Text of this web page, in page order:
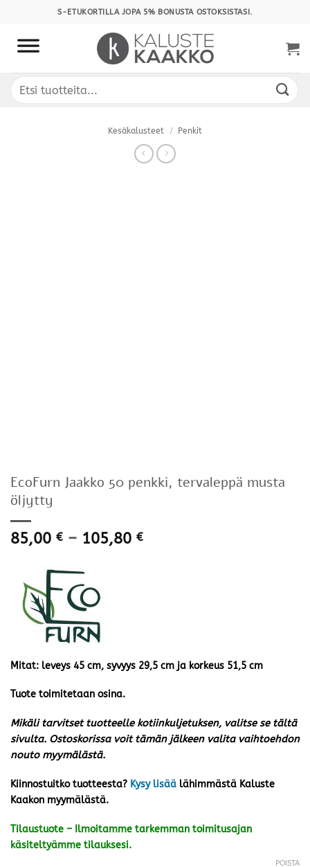
content
S-ETUKORTILLA JOPA 5% BONUSTA OSTOKSISTASI.
Etsi:
Kesäkalusteet / Penkit
EcoFurn Jaakko 50 penkki, tervaleppä musta
öljytty
85,00 € – 105,80 €Hintaluokka:
Mitat: leveys 45 cm, syvyys 29,5 cm ja korkeus 51,5 cm
Tuote toimitetaan osina.
Mikäli tarvitset tuotteelle kotiinkuljetuksen, valitse se tältä
sivulta. Ostoskorissa voit tämän jälkeen valita vaihtoehdon
nouto myymälästä.
Kiinnostuitko tuotteesta? Kysy lisää lähimmästä Kaluste
Kaakon myymälästä.
Tilaustuote – Ilmoitamme tarkemman toimitusajan
käsiteltyämme tilauksesi.
POISTA